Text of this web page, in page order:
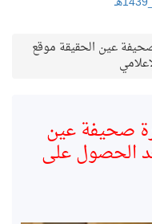
عين الحقيقة موقع
صحيفة عين
الحصول على